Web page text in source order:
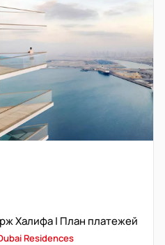
Халифа | План платежей
Residences